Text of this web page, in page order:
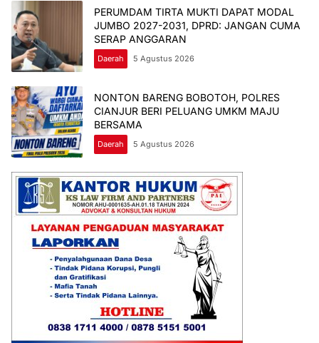
PERUMDAM TIRTA MUKTI DAPAT MODAL
JUMBO 2027-2031, DPRD: JANGAN CUMA
SERAP ANGGARAN
Daerah 5 Agustus 2026
NONTON BARENG BOBOTOH, POLRES
CIANJUR BERI PELUANG UMKM MAJU
BERSAMA
Daerah 5 Agustus 2026